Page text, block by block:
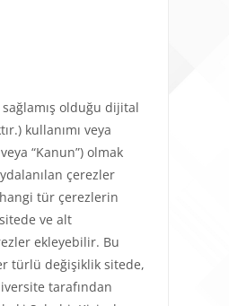
olduğu dijital
kullanımı veya
“Kanun”) olmak
çerezler
tür çerezlerin
ve alt
ekleyebilir. Bu
türlü değişiklik sitede,
tarafından